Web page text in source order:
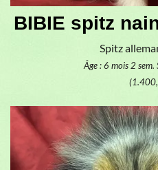
BIBIE spitz
Spitz
Âge : 6 mois 2 sem.